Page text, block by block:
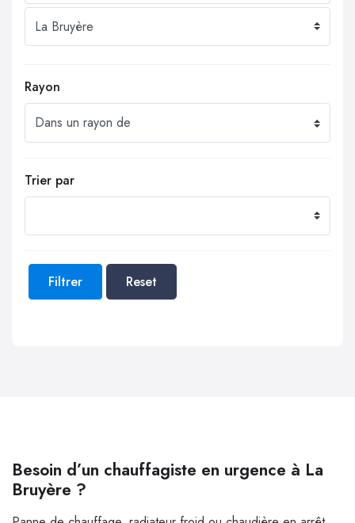
Rayon
Trier par
Filtrer Reset
Besoin d’un chauffagiste en urgence à La
Bruyère ?